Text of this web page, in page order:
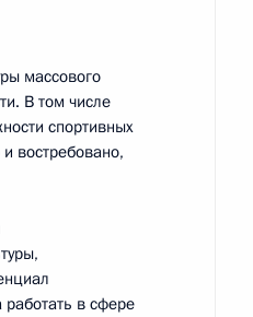
городов
массового
В том числе
спортивных
востребовано,
в сфере